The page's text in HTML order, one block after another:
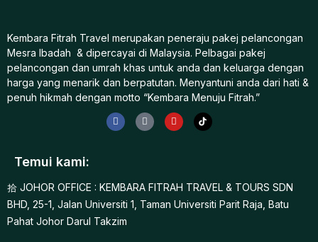
Kembara Fitrah Travel merupakan peneraju pakej pelancongan
Mesra Ibadah & dipercayai di Malaysia. Pelbagai pakej
pelancongan dan umrah khas untuk anda dan keluarga dengan
harga yang menarik dan berpatutan. Menyantuni anda dari hati &
penuh hikmah dengan motto “Kembara Menuju Fitrah.”
Temui kami:
JOHOR OFFICE : KEMBARA FITRAH TRAVEL & TOURS SDN
BHD, 25-1, Jalan Universiti 1, Taman Universiti Parit Raja, Batu
Pahat Johor Darul Takzim